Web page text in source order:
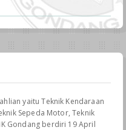
yaitu Teknik Kendaraan
Sepeda Motor, Teknik
Gondang berdiri 19 April